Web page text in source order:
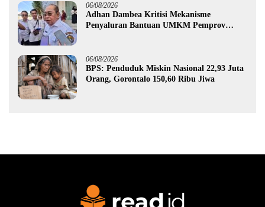
06/08/2026
Adhan Dambea Kritisi Mekanisme
Penyaluran Bantuan UMKM Pemprov
06/08/2026
BPS: Penduduk Miskin Nasional 22,93 Juta
Orang, Gorontalo 150,60 Ribu Jiwa